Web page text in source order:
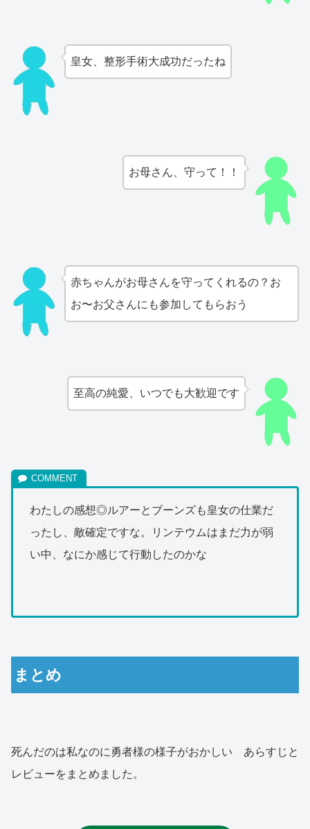
皇女、整形手術大成功だったね
お母さん、守って！！
赤ちゃんがお母さんを守ってくれるの？お
お〜お父さんにも参加してもらおう
至高の純愛、いつでも大歓迎です
わたしの感想◎ルアーとブーンズも皇女の仕業だ
ったし、敵確定ですな。リンテウムはまだ力が弱
い中、なにか感じて行動したのかな
まとめ
死んだのは私なのに勇者様の様子がおかしい あらすじと
レビューをまとめました。